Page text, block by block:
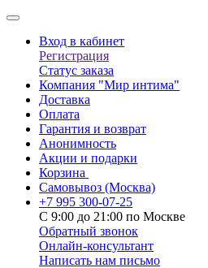
Вход в кабинет
Регистрация
Статус заказа
Компания "Мир интима"
Доставка
Оплата
Гарантия и возврат
Анонимность
Акции и подарки
Корзина
Самовывоз (Москва)
+7 995 300-07-25
С 9:00 до 21:00 по Москве
Обратный звонок
Онлайн-консультант
Написать нам письмо